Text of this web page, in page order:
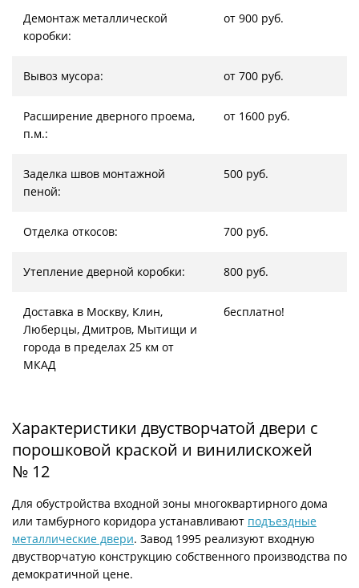
Демонтаж металлической
коробки:
от 900 руб.
Вывоз мусора: от 700 руб.
Расширение дверного проема,
п.м.:
от 1600 руб.
Заделка швов монтажной
пеной:
500 руб.
Отделка откосов: 700 руб.
Утепление дверной коробки: 800 руб.
Доставка в Москву, Клин,
Люберцы, Дмитров, Мытищи и
города в пределах 25 км от
МКАД
бесплатно!
Характеристики двустворчатой двери с
порошковой краской и винилискожей
№ 12
Для обустройства входной зоны многоквартирного дома
или тамбурного коридора устанавливают подъездные
металлические двери. Завод 1995 реализуют входную
двустворчатую конструкцию собственного производства по
демократичной цене.